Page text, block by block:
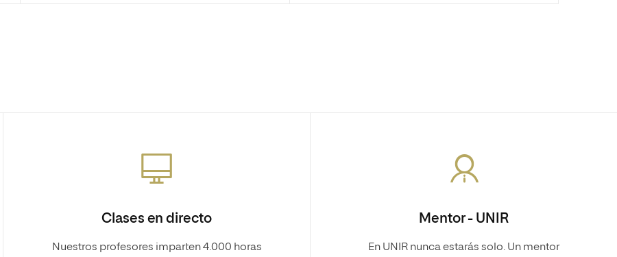
Clases en directo
Nuestros profesores imparten 4.000 horas
Mentor - UNIR
En UNIR nunca estarás solo. Un mentor